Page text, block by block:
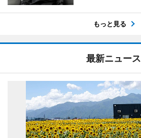
もっと見る
最新ニュース